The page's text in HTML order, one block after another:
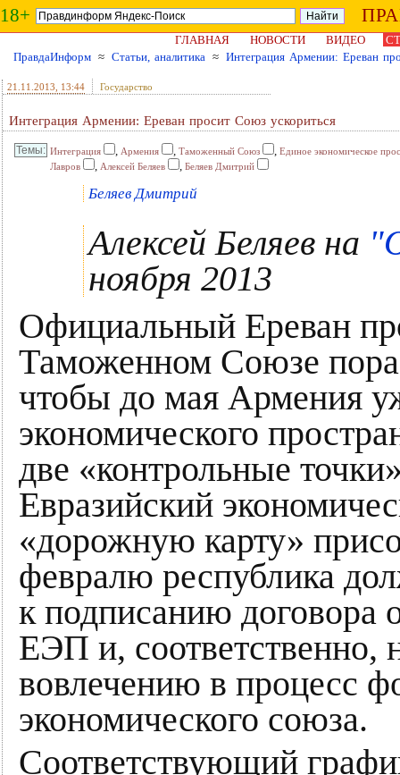
18+
ГЛАВНАЯ НОВОСТИ ВИДЕО
ПравдаИнформ ≈ Статьи, аналитика ≈ Интеграция Армении: Ереван
21.11.2013 , 13:44 Государство
Интеграция Армении: Ереван просит Союз ускориться
Интеграция , Армения , Таможенный Союз , Единое экономическое
Лавров
, Алексей Беляев , Беляев Дмитрий
Беляев Дмитрий
Алексей Беляев на
ноября 2013
Официальный Ереван
Таможенном Союзе
чтобы до мая Армения
экономического
две «контрольные
Евразийский
«дорожную карту»
февралю республика
к подписанию договора
ЕЭП и, соответственно,
вовлечению в процесс
экономического союза.
Соответствующий